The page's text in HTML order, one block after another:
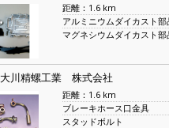
距離：1.6 km
アルミニウムダイカスト部
マグネシウムダイカスト部
大川精螺工業 株式会社
距離：1.6 km
ブレーキホース口金具
スタッドボルト